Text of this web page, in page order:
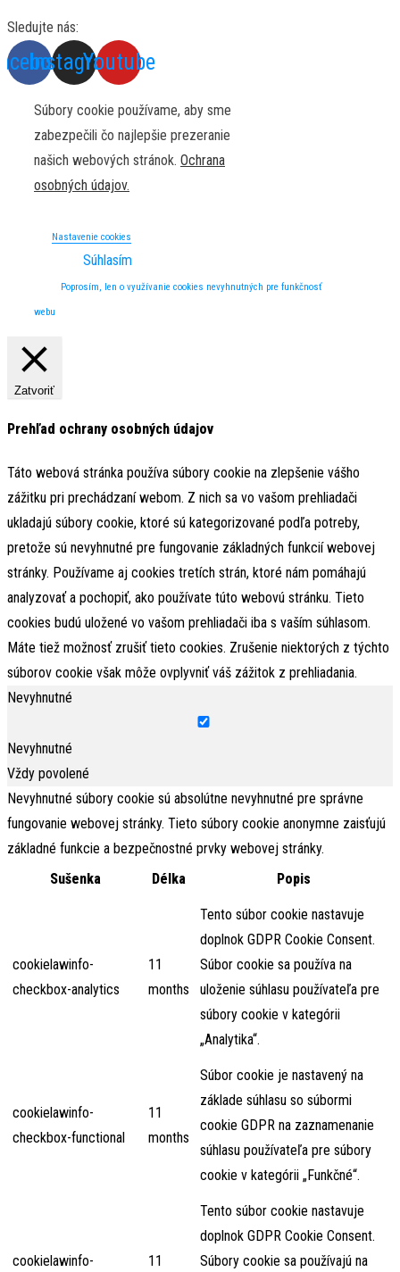
Sledujte nás:
InstagramYoutube
Súbory cookie používame, aby sme
zabezpečili čo najlepšie prezeranie
našich webových stránok. Ochrana
osobných údajov.
Nastavenie cookies
Súhlasím
Poprosím, len o využívanie cookies nevyhnutných pre funkčnosť
webu
Zatvoriť
Prehľad ochrany osobných údajov
Táto webová stránka používa súbory cookie na zlepšenie vášho
zážitku pri prechádzaní webom. Z nich sa vo vašom prehliadači
ukladajú súbory cookie, ktoré sú kategorizované podľa potreby,
pretože sú nevyhnutné pre fungovanie základných funkcií webovej
stránky. Používame aj cookies tretích strán, ktoré nám pomáhajú
analyzovať a pochopiť, ako používate túto webovú stránku. Tieto
cookies budú uložené vo vašom prehliadači iba s vaším súhlasom.
Máte tiež možnosť zrušiť tieto cookies. Zrušenie niektorých z týchto
súborov cookie však môže ovplyvniť váš zážitok z prehliadania.
Nevyhnutné
Nevyhnutné
Vždy povolené
Nevyhnutné súbory cookie sú absolútne nevyhnutné pre správne
fungovanie webovej stránky. Tieto súbory cookie anonymne zaisťujú
základné funkcie a bezpečnostné prvky webovej stránky.
Sušenka
Délka Popis
cookielawinfo-
checkbox-analytics
11
months
Tento súbor cookie nastavuje
doplnok GDPR Cookie Consent.
Súbor cookie sa používa na
uloženie súhlasu používateľa pre
súbory cookie v kategórii
„Analytika“.
cookielawinfo-
checkbox-functional
11
months
Súbor cookie je nastavený na
základe súhlasu so súbormi
cookie GDPR na zaznamenanie
súhlasu používateľa pre súbory
cookie v kategórii „Funkčné“.
cookielawinfo-
11
Tento súbor cookie nastavuje
doplnok GDPR Cookie Consent.
Súbory cookie sa používajú na